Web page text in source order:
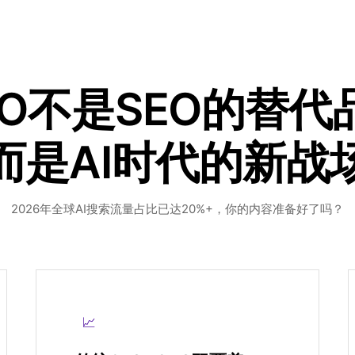
不是SEO的替代
是AI时代的新战
2026年全球AI搜索流量占比已达20%+，你的内容准备好了吗？
📈